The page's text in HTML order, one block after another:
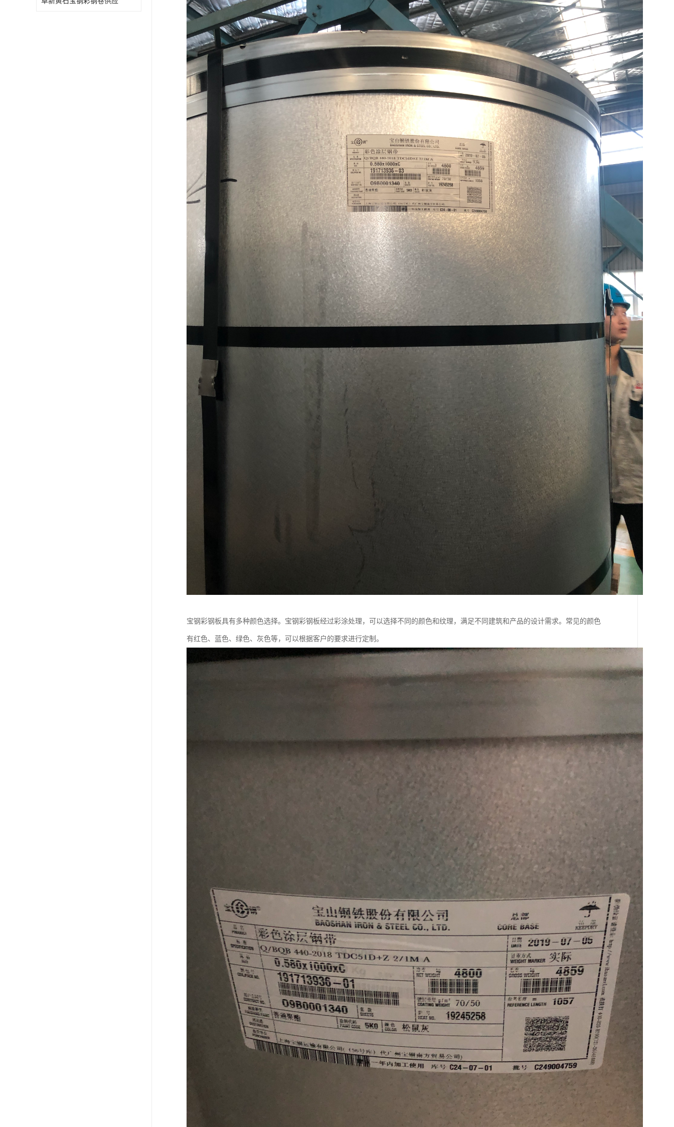
宝钢彩钢板具有多种颜色选择。宝钢彩钢板经过彩涂处理，可以选择不同的颜色和纹理，满足不同建筑和产品的设计需求。常见的颜色
有红色、蓝色、绿色、灰色等，可以根据客户的要求进行定制。